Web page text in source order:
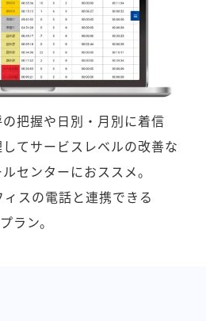
把握や日別・月別に着信
てサービスレベルの改善な
センターにおススメ。
スの電話と連携できる
ラン。